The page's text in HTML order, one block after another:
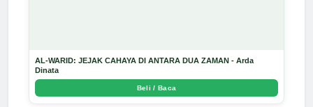
AL-WARID: JEJAK CAHAYA DI ANTARA DUA ZAMAN - Arda
Dinata
Beli / Baca